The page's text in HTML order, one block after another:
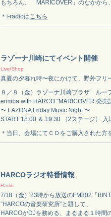
もちろん、「MARICOVER」のなかから
＊i-radioはこちら
ラゾーナ川崎にてイベント開催
Live/Shop
真夏の夕暮れ時〜夜にかけて、野外フリ
８／８（金）ラゾーナ川崎プラザ ルー
erimba with HARCO "MARICOVER 発売
〜 LAZONA Friday Music Night 〜
START 18:00 ＆ 19:30 （2ステージ） 入
＊当日、会場にてＣＤをご購入された方
HARCOラジオ特番情報
Radio
7/18（金）23時から放送のFM802「
”HARCOの音楽研究所”と題して、
HARCOがDJを務める、まるまる１時間